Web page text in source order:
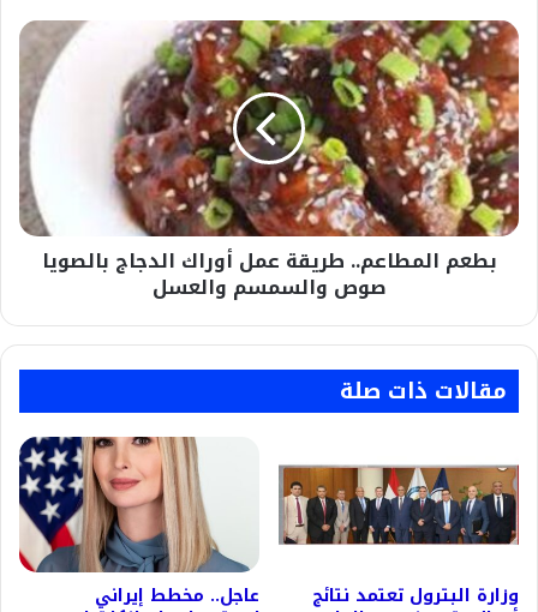
مقصورة
الطائرة
بطعم
المطاعم..
طريقة
عمل
أوراك
الدجاج
بالصويا
صوص
والسمسم
والعسل
بطعم المطاعم.. طريقة عمل أوراك الدجاج بالصويا
صوص والسمسم والعسل
مقالات ذات صلة
وزارة البترول تعتمد نتائج عاجل.. مخطط إيراني